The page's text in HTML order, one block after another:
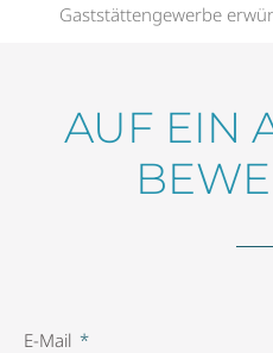
Gaststättengewerbe
AUF EIN
E-Mail